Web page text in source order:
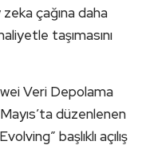
çağına daha
taşımasını
Veri Depolama
düzenlenen
başlıklı açılış